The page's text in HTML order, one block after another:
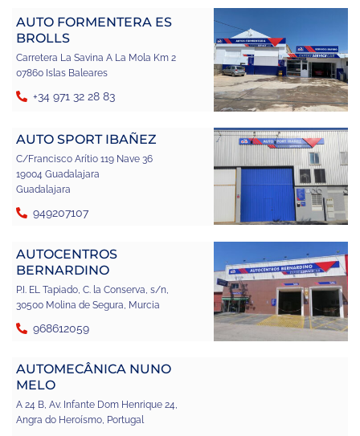
AUTO FORMENTERA ES
BROLLS
Carretera La Savina A La Mola Km 2
07860 Islas Baleares
+34 971 32 28 83
AUTO SPORT IBAÑEZ
C/Francisco Arítio 119 Nave 36
19004 Guadalajara
Guadalajara
949207107
AUTOCENTROS
BERNARDINO
P.I. EL Tapiado, C. la Conserva, s/n,
30500 Molina de Segura, Murcia
968612059
AUTOMECÂNICA NUNO
MELO
A 24 B, Av. Infante Dom Henrique 24,
Angra do Heroísmo, Portugal